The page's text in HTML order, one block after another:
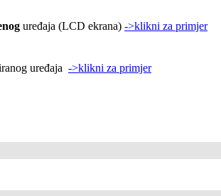
uređaja (LCD ekrana) ->klikni za primjer
uređaja ->klikni za primjer